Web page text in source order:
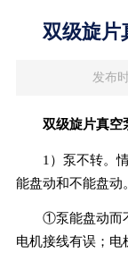
双级旋片
发布
双级旋片真空
1）泵不转。
能盘动和不能盘动。
①泵能盘动而
电机接线有误；电